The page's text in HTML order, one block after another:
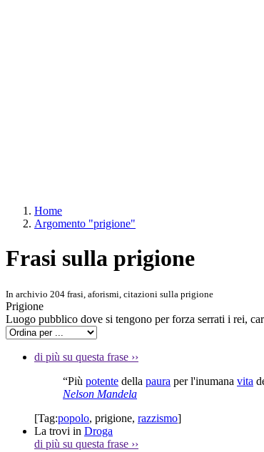
Home
Argomento "prigione"
Frasi sulla prigione
In archivio 204 frasi, aforismi, citazioni sulla prigione
Prigione
Luogo pubblico dove si tengono per forza serrati i rei,
di più su questa frase ››
“Più potente della paura per l'inumana vita
Nelson Mandela
[Tag:popolo, prigione, razzismo]
La trovi in Droga
di più su questa frase ››